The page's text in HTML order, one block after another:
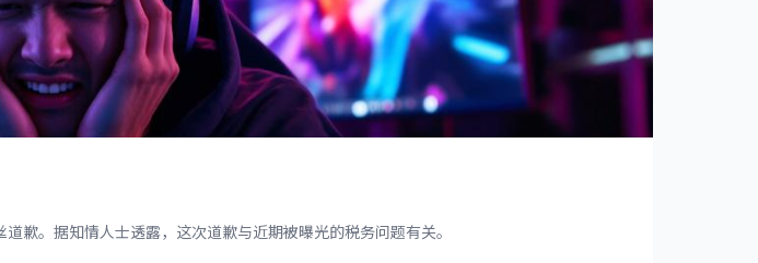
歉。据知情人士透露，这次道歉与近期被曝光的税务问题有关。